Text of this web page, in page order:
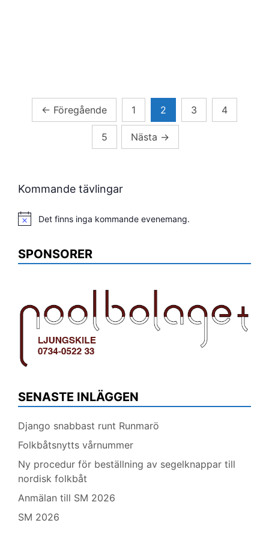
Sidnumrering
← Föregående 1 2 3 4
5 Nästa →
Kommande tävlingar
Notis Det finns inga kommande evenemang.
SPONSORER
SENASTE INLÄGGEN
Django snabbast runt Runmarö
Folkbåtsnytts vårnummer
Ny procedur för beställning av segelknappar till
nordisk folkbåt
Anmälan till SM 2026
SM 2026